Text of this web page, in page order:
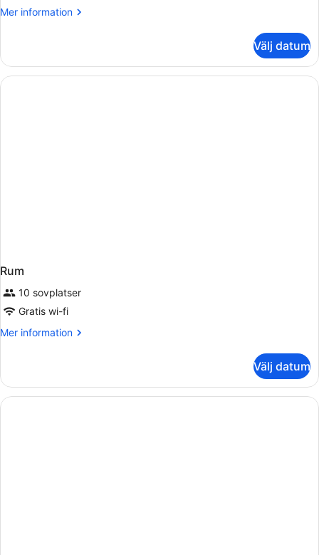
Mer information
Mer
Apartment
Ground
Floor
Välj datum
Rum
10 sovplatser
Gratis wi-fi
Mer information
Mer
Välj datum